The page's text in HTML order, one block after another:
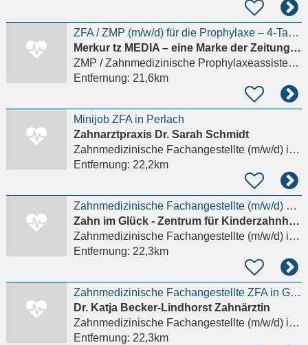
ZFA / ZMP (m/w/d) für die Prophylaxe – 4-Tage-Woche in Vollzeit | Eigenes Behandlungszimmer |
Merkur tz MEDIA – eine Marke der Zeitungsverlag Oberbayern GmbH & Co. KG
ZMP / Zahnmedizinische Prophylaxeassistenz (m/w/d)
Entfernung: 21,6km
Minijob ZFA in Perlach
Zahnarztpraxis Dr. Sarah Schmidt
Zahnmedizinische Fachangestellte (m/w/d)in München, Perlach
Entfernung: 22,2km
Zahnmedizinische Fachangestellte (m/w/d) mit KFO-Erfahrung gesucht
Zahn im Glück - Zentrum für Kinderzahnheilkunde und Kieferorthopädie in Neuperlach
Zahnmedizinische Fachangestellte (m/w/d)in München, Perlach
Entfernung: 22,3km
Zahnmedizinische Fachangestellte ZFA in Gröbenzell
Dr. Katja Becker-Lindhorst Zahnärztin
Zahnmedizinische Fachangestellte (m/w/d)in Gröbenzell
Entfernung: 22,3km